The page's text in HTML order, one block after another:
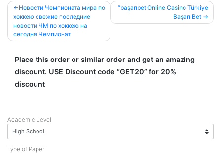
Post
navigation
Новости Чемпионата мира по
хоккею свежие последние
новости ЧМ по хоккею на
сегодня Чемпионат
“başarıbet Online Casino Türkiye
Başarı Bet
Place this order or similar order and get an amazing
discount. USE Discount code “GET20” for 20%
discount
Academic Level
Type of Paper